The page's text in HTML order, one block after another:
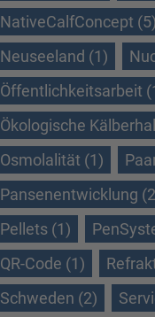
NativeCalfConcept (5)
Neuseeland (1)
Öffentlichkeitsarbeit
Ökologische
Osmolalität (1)
Pansenentwicklung
Pellets (1)
QR-Code (1)
Schweden (2)